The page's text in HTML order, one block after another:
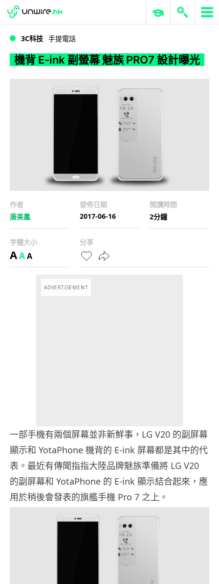
機背 E-ink 副螢幕 魅族 PRO7 設計曝光
WWDC 2026 ERP 與商業 AI
3C科技 手提電話
機背 E-ink 副螢幕 魅族 PRO7 設計曝光
作者
唐美鳳
發佈日期
2017-06-16
閱讀時間
2分鐘
字體大小
AAA
分享
ADVERTISEMENT
一部手機有兩個屏幕並非新鮮事，LG V20 的副屏幕
顯示和 YotaPhone 機背的 E-ink 屏幕都是其中的代
表。最近有傳聞指指大陸品牌魅族準備將 LG V20
的副屏幕和 YotaPhone 的 E-ink 顯示結合起來，應
用於稍後會發表的旗艦手機 Pro 7 之上。